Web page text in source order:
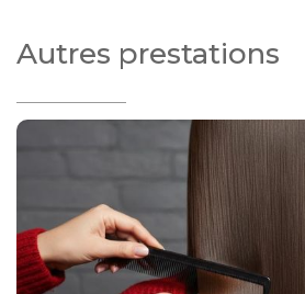
Autres prestations